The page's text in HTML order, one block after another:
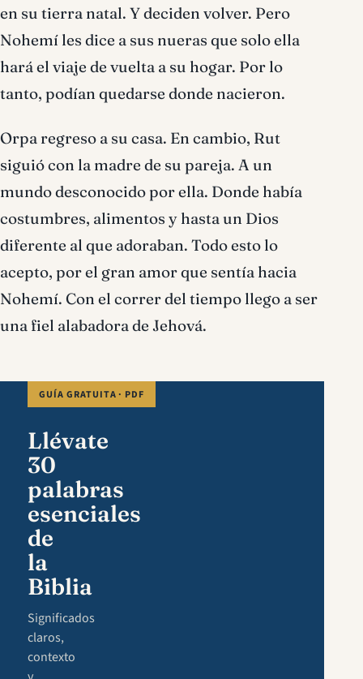
en su tierra natal. Y deciden volver. Pero
Nohemí les dice a sus nueras que solo ella
hará el viaje de vuelta a su hogar. Por lo
tanto, podían quedarse donde nacieron.
Orpa regreso a su casa. En cambio, Rut
siguió con la madre de su pareja. A un
mundo desconocido por ella. Donde había
costumbres, alimentos y hasta un Dios
diferente al que adoraban. Todo esto lo
acepto, por el gran amor que sentía hacia
Nohemí. Con el correr del tiempo llego a ser
una fiel alabadora de Jehová.
GUÍA GRATUITA · PDF
Llévate
30
palabras
esenciales
de
la
Biblia
Significados
claros,
contexto